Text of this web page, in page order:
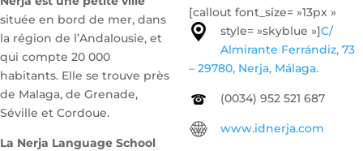
située en bord de mer, dans
la région de l’Andalousie, et
qui compte 20 000
habitants. Elle se trouve près
de Malaga, de Grenade,
Séville et Cordoue.
La Nerja Language School
[callout font_size= »13px »
style= »skyblue »]C/
Almirante Ferrándiz, 73
– 29780, Nerja, Málaga.
(0034) 952 521 687
www.idnerja.com